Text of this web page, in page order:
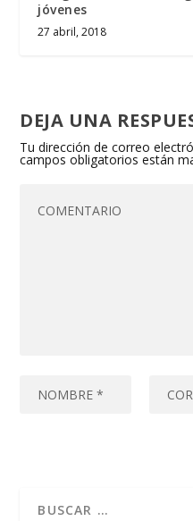
jóvenes
27 abril, 2018
DEJA UNA
Tu dirección de correo
campos obligatorios están